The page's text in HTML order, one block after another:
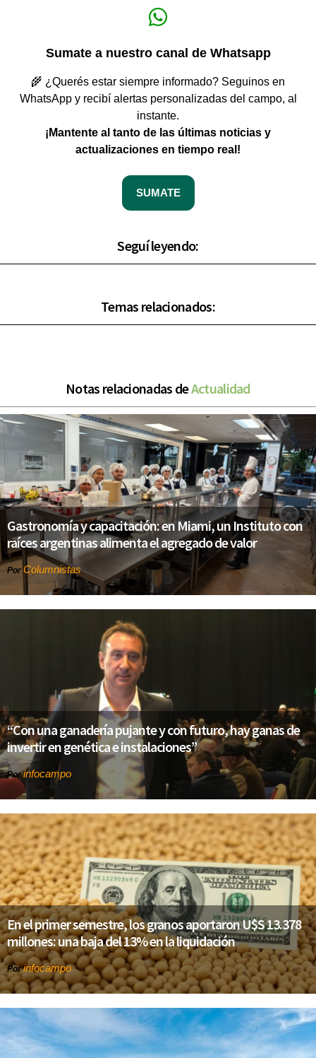
Sumate a nuestro canal de Whatsapp
🌾 ¿Querés estar siempre informado? Seguinos en
WhatsApp y recibí alertas personalizadas del campo, al
instante.
¡Mantente al tanto de las últimas noticias y
actualizaciones en tiempo real!
SUMATE
Seguí leyendo:
Temas relacionados:
Notas relacionadas deActualidad
Gastronomía y capacitación: en Miami, un Instituto con
raíces argentinas alimenta el agregado de valor
Por Columnistas
“Con una ganadería pujante y con futuro, hay ganas de
invertir en genética e instalaciones”
Porinfocampo
En el primer semestre, los granos aportaron U$S 13.378
millones: una baja del 13% en la liquidación
Porinfocampo